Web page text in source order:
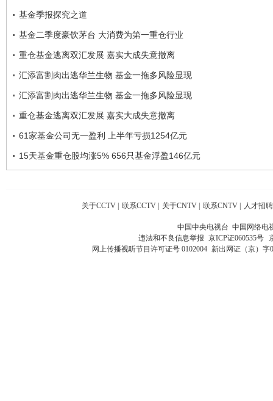
基金季报探究之道
基金二季度豪饮茅台 大消费为第一重仓行业
重仓基金逃离双汇发展 嘉实大成失意撤离
汇添富割肉出逃华兰生物 基金一拖多风险显现
汇添富割肉出逃华兰生物 基金一拖多风险显现
重仓基金逃离双汇发展 嘉实大成失意撤离
61家基金公司无一盈利 上半年亏损1254亿元
15天基金重仓股均涨5% 656只基金浮盈146亿元
关于CCTV | 联系CCTV | 关于CNTV | 联系CNTV | 人才招聘
中国中央电视台 中国网络电
违法和不良信息举报 京ICP证060535号
网上传播视听节目许可证号 0102004 新出网证（京）